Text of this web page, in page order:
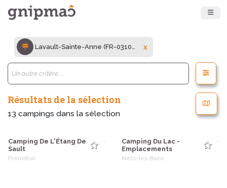
Résultats de la sélection
13 campings dans la sélection
-
Camping De L'Étang De
Sault
Prémilhat
-
Camping Du Lac -
Emplacements
Néris-les-Bains
x
Lavault-Sainte-Anne (FR-03100)